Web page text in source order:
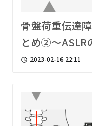
骨盤荷重伝達
とめ②〜ASLR
access_time 2023-02-16 22:11